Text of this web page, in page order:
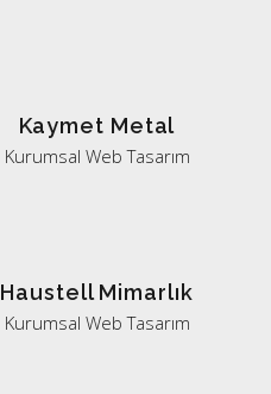
Kaymet Metal
Kurumsal Web Tasarım
Haustell Mimarlık
Kurumsal Web Tasarım